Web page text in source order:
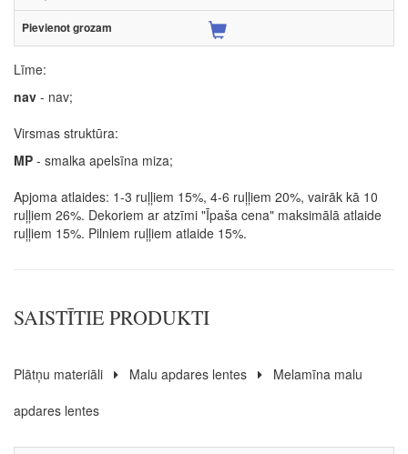
Līme:
nav - nav;
Virsmas struktūra:
MP - smalka apelsīna miza;
Apjoma atlaides: 1-3 ruļļiem 15%, 4-6 ruļļiem 20%, vairāk kā 10
ruļļiem 26%. Dekoriem ar atzīmi "Īpaša cena" maksimālā atlaide
ruļļiem 15%. Pilniem ruļļiem atlaide 15%.
SAISTĪTIE PRODUKTI
Plātņu materiāli Malu apdares lentes
Melamīna malu
apdares lentes